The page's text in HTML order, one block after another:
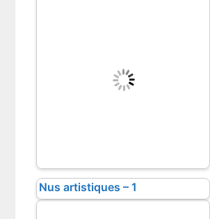
Nus artistiques – 1